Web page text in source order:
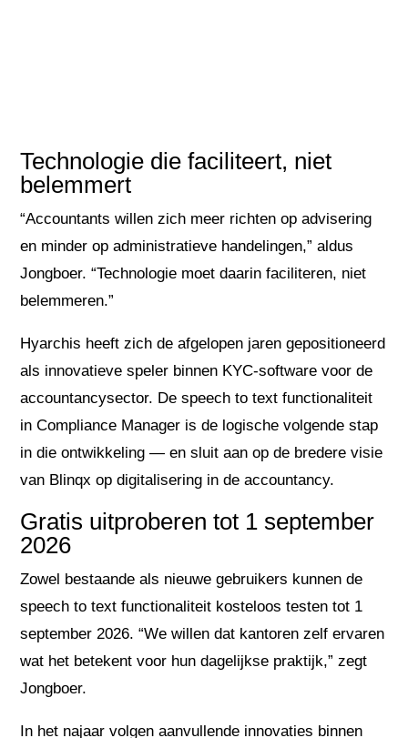
Technologie die faciliteert, niet
belemmert
“Accountants willen zich meer richten op advisering
en minder op administratieve handelingen,” aldus
Jongboer. “Technologie moet daarin faciliteren, niet
belemmeren.”
Hyarchis heeft zich de afgelopen jaren gepositioneerd
als innovatieve speler binnen KYC-software voor de
accountancysector. De speech to text functionaliteit
in Compliance Manager is de logische volgende stap
in die ontwikkeling — en sluit aan op de bredere visie
van Blinqx op digitalisering in de accountancy.
Gratis uitproberen tot 1 september
2026
Zowel bestaande als nieuwe gebruikers kunnen de
speech to text functionaliteit kosteloos testen tot 1
september 2026. “We willen dat kantoren zelf ervaren
wat het betekent voor hun dagelijkse praktijk,” zegt
Jongboer.
In het najaar volgen aanvullende innovaties binnen